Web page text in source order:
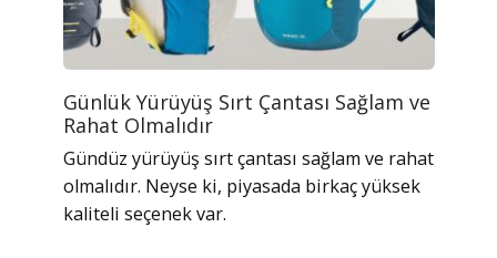
Günlük Yürüyüş Sırt Çantası Sağlam ve
Rahat Olmalıdır
Gündüz yürüyüş sırt çantası sağlam ve rahat
olmalıdır. Neyse ki, piyasada birkaç yüksek
kaliteli seçenek var.